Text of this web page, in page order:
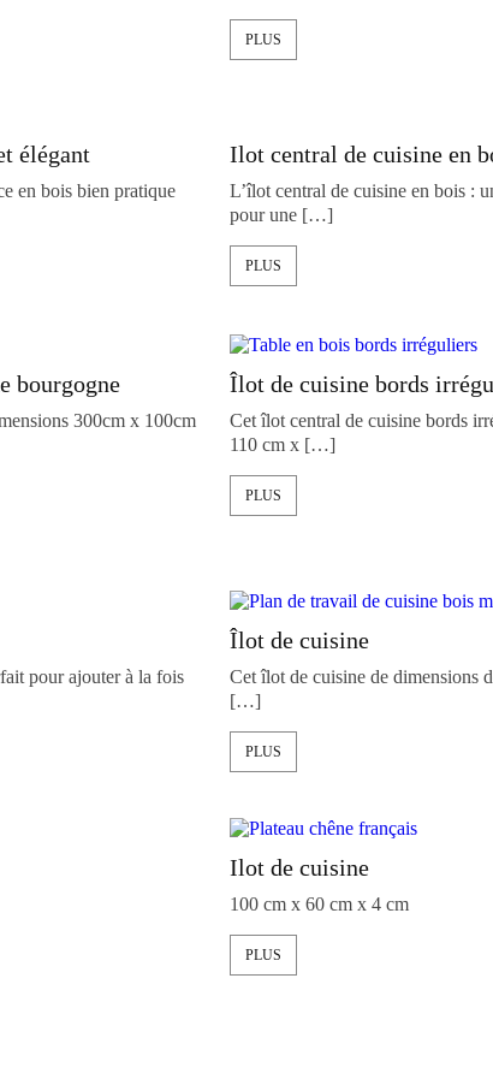
PLUS
élégant
en bois bien pratique
Ilot central de cuisine en
L’îlot central de cuisine en bois :
pour une […]
PLUS
bourgogne
300cm x 100cm
Îlot de cuisine bords
Cet îlot central de cuisine bords
110 cm x […]
PLUS
pour ajouter à la fois
Îlot de cuisine
Cet îlot de cuisine de dimensions
[…]
PLUS
Ilot de cuisine
100 cm x 60 cm x 4 cm
PLUS